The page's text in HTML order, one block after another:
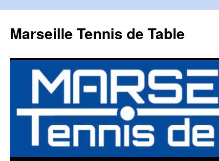
Marseille Tennis de Table